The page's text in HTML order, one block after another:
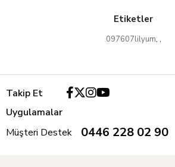
Etiketler
097607lilyum, ,
Takip Et
Uygulamalar
Müşteri Destek
0446 228 02 90